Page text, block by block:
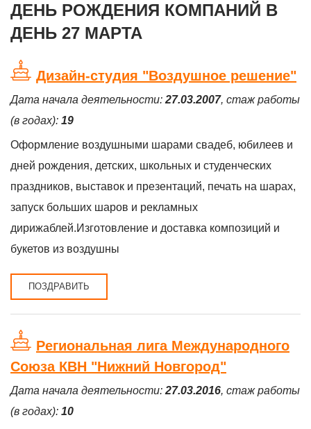
ДЕНЬ РОЖДЕНИЯ КОМПАНИЙ В
ДЕНЬ 27 МАРТА
Дизайн-студия "Воздушное решение"
Дата начала деятельности: 27.03.2007, стаж работы
(в годах): 19
Оформление воздушными шарами свадеб, юбилеев и
дней рождения, детских, школьных и студенческих
праздников, выставок и презентаций, печать на шарах,
запуск больших шаров и рекламных
дирижаблей.Изготовление и доставка композиций и
букетов из воздушны
ПОЗДРАВИТЬ
Региональная лига Международного
Союза КВН "Нижний Новгород"
Дата начала деятельности: 27.03.2016, стаж работы
(в годах): 10